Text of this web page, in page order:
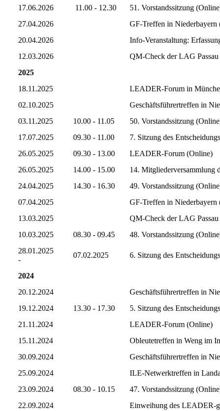
17.06.2026 11.00 - 12.30
51. Vorstandssitzung
27.04.2026
GF-Treffen in Niederbayern
20.04.2026
Info-Veranstaltung:
12.03.2026
QM-Check der LAG Passau
2025
18.11.2025
LEADER-Forum in
02.10.2025
Geschäftsführertreffen in
03.11.2025
10.00 - 11.05
50. Vorstandssitzung
17.07.2025
09.30 - 11.00
7. Sitzung des
26.05.2025
09.30 - 13.00
LEADER-Forum (Online)
26.05.2025
14.00 - 15.00
14. Mitgliederversammlung
24.04.2025
14.30 - 16.30
49. Vorstandssitzung
07.04.2025
GF-Treffen in Niederbayern
13.03.2025
QM-Check der LAG Passau
10.03.2025
08.30 - 09.45
48. Vorstandssitzung
28.01.2025
-
07.02.2025 6. Sitzung des
2024
20.12.2024
Geschäftsführertreffen in
19.12.2024
13.30 - 17.30
5. Sitzung des
21.11.2024
LEADER-Forum (Online)
15.11.2024
Obleutetreffen in Weng im
30.09.2024
Geschäftsführertreffen in
25.09.2024
ILE-Netwerktreffen in
23.09.2024
08.30 - 10.15
47. Vorstandssitzung
22.09.2024
Einweihung des LEADER-